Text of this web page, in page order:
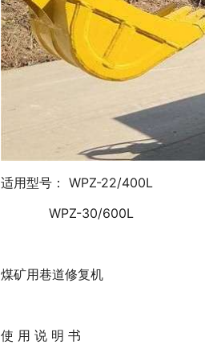
适用型号： WPZ-22/400L
WPZ-30/600L
煤矿用巷道修复机
使 用 说 明 书